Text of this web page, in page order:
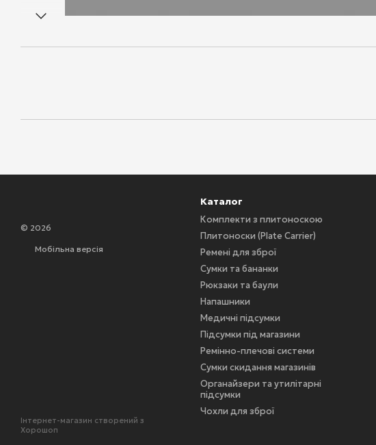
© 2026
Мобільна версія
Інтернет-магазин створений з
Хорошоп
Каталог
Комплекти з плитоноскою
Плитоноски (Plate Carrier)
Ремені для зброї
Сумки та бананки
Рюкзаки та баули
Напашники
Медичні підсумки
Підсумки під магазини
Ремінно-плечові системи
Сумки скидання магазинів
Органайзери та утилітарні
підсумки
Чохли для зброї